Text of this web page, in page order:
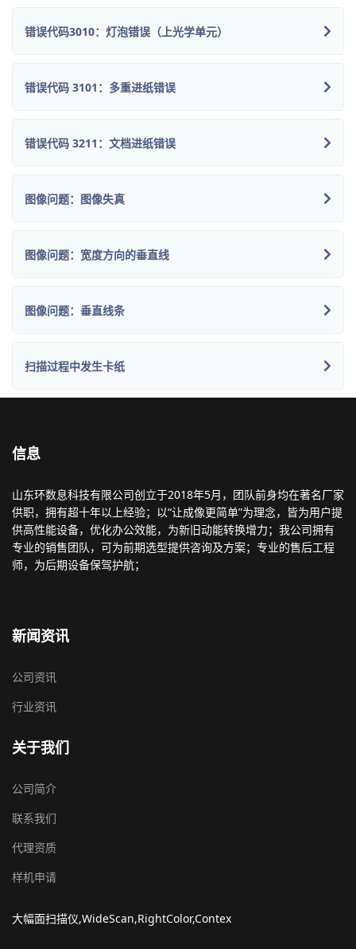
错误代码3010：灯泡错误（上光学单元）
错误代码 3101：多重进纸错误
错误代码 3211：文档进纸错误
图像问题：图像失真
图像问题：宽度方向的垂直线
图像问题：垂直线条
扫描过程中发生卡纸
信息
山东环数息科技有限公司创立于2018年5月，团队前身均在著名厂家
供职，拥有超十年以上经验；以“让成像更简单”为理念，皆为用户提
供高性能设备，优化办公效能，为新旧动能转换增力；我公司拥有
专业的销售团队，可为前期选型提供咨询及方案；专业的售后工程
师，为后期设备保驾护航；
新闻资讯
公司资讯
行业资讯
关于我们
公司简介
联系我们
代理资质
样机申请
大幅面扫描仪,WideScan,RightColor,Contex